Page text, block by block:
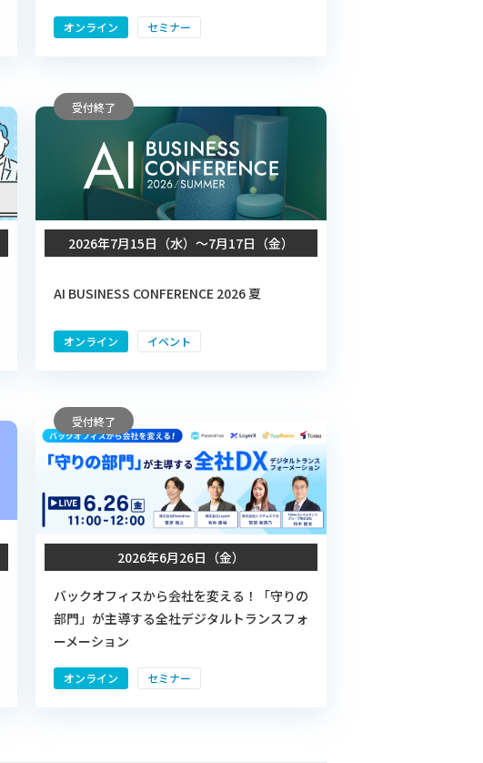
オンライン セミナー
受付終了
2026年7月15日（水）〜7月17日（金）
AI BUSINESS CONFERENCE 2026 夏
オンライン イベント
受付終了
2026年6月26日（金）
バックオフィスから会社を変える！「守りの
部門」が主導する全社デジタルトランスフォ
ーメーション
オンライン セミナー